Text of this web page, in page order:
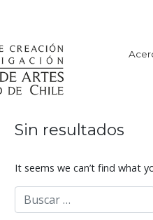
Sin resultados
It seems we can’t find what